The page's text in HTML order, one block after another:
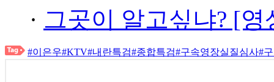
· 그곳이 알고싶냐? [
#이은우#KTV#내란특검#종합특검#구속영장실질심사#